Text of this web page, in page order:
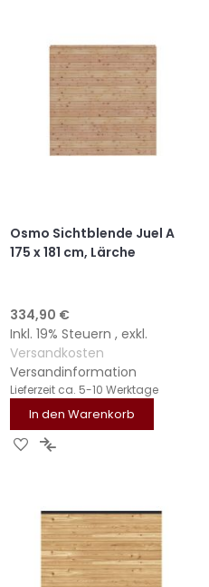
Osmo Sichtblende Juel A
175 x 181 cm, Lärche
334,90 €
Inkl. 19% Steuern , exkl.
Versandkosten
Versandinformation
Lieferzeit ca. 5-10 Werktage
In den Warenkorb
ZURZUR